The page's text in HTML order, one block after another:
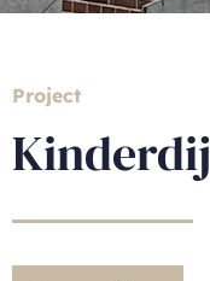
Project